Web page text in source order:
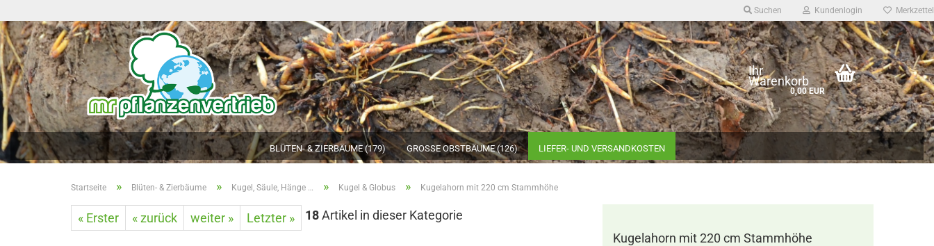
Suchen Kundenlogin Merkzettel
Ihr
Warenkorb
0,00 EUR
BLÜTEN- & ZIERBÄUME (179) GROSSE OBSTBÄUME (126)
sehr alte Apfelsorten
vor dem 20. Jh.
LIEFER- UND VERSANDKOSTEN
Startseite » Blüten- & Zierbäume » Kugel, Säule, Hänge … » Kugel & Globus » Kugelahorn mit 220 cm Stammhöhe
« Erster « zurück weiter » Letzter » 18Artikel in dieser Kategorie
Kugelahorn mit 220 cm Stammhöhe